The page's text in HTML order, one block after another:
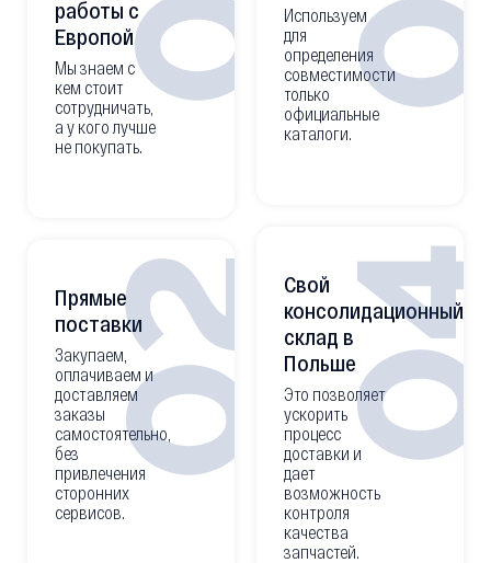
работы с
Европой
Мы знаем с
кем стоит
сотрудничать,
а у кого лучше
не покупать.
02
Прямые
поставки
Закупаем,
оплачиваем и
доставляем
заказы
самостоятельно,
без
привлечения
сторонних
сервисов.
Используем
для
определения
совместимости
только
официальные
каталоги.
Свой
консолидационный
склад в
Польше
Это позволяет
ускорить
процесс
доставки и
дает
возможность
контроля
качества
запчастей.